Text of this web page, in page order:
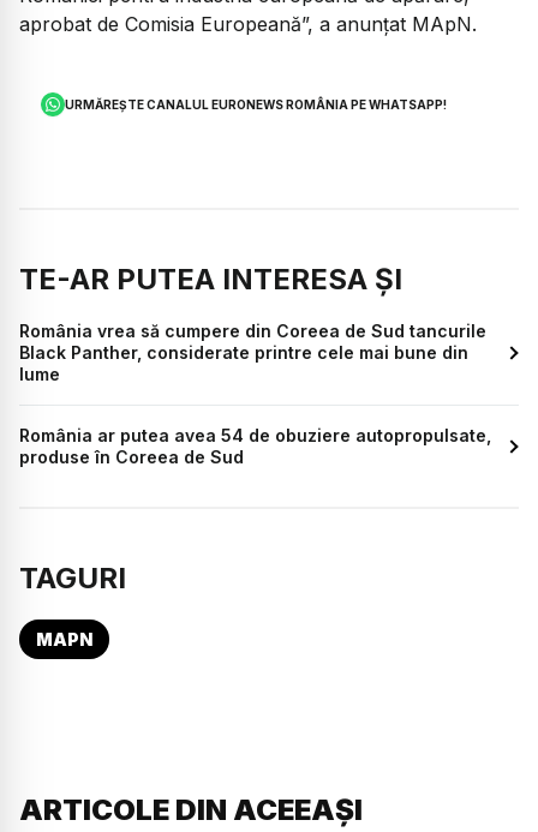
aprobat de Comisia Europeană”, a anunțat MApN.
URMĂREȘTE CANALUL EURONEWS ROMÂNIA PE WHATSAPP!
TE-AR PUTEA INTERESA ȘI
România vrea să cumpere din Coreea de Sud tancurile
Black Panther, considerate printre cele mai bune din
lume
România ar putea avea 54 de obuziere autopropulsate,
produse în Coreea de Sud
TAGURI
MAPN
ARTICOLE DIN ACEEAȘI